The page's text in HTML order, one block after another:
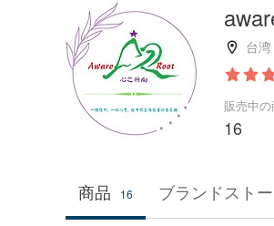
台湾
販売中の
16
商品 16 ブランドスト